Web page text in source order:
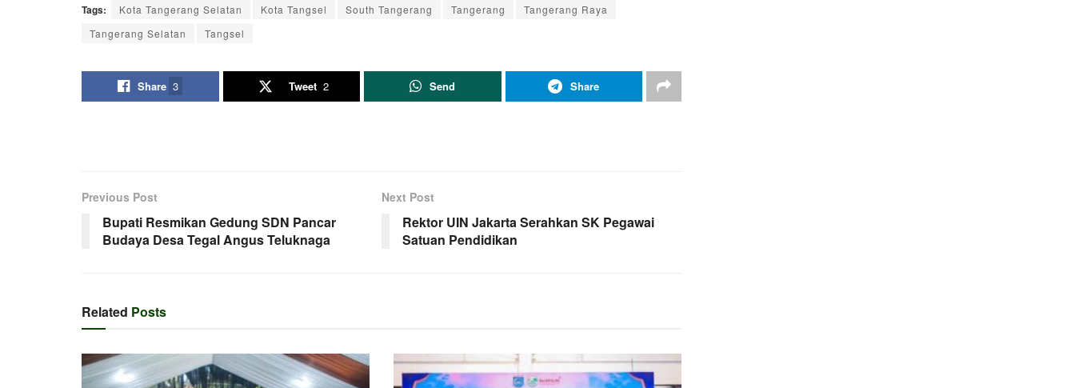
Tags: Kota Tangerang Selatan Kota Tangsel South Tangerang Tangerang
Tangerang Raya
Tangerang Selatan
Tangsel
Share 3 Tweet 2 Send Share
Previous Post
Bupati Resmikan Gedung SDN Pancar
Budaya Desa Tegal Angus Teluknaga
Next Post
Rektor UIN Jakarta Serahkan SK Pegawai
Satuan Pendidikan
Related Posts